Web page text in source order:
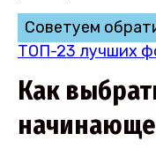
Советуем
ТОП-23 лучших
Как